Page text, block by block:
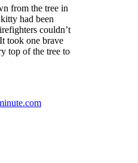
from the tree in
had been
couldn’t
took one brave
top of the tree to